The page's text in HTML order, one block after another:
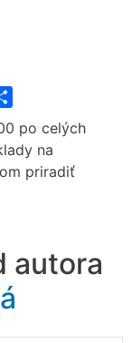
po celých
na
priradiť
autora